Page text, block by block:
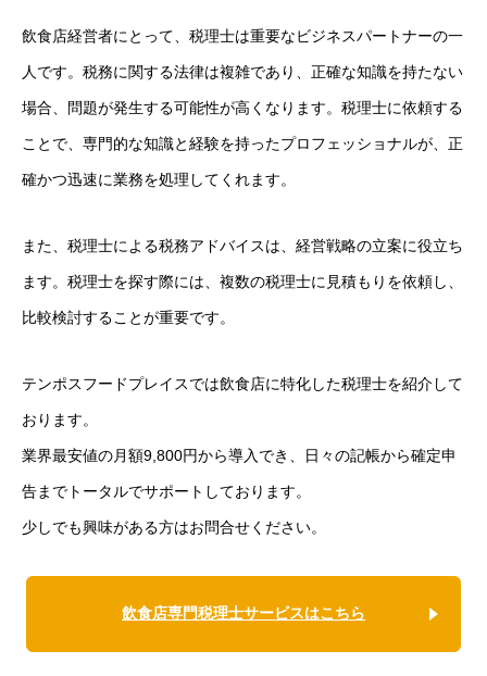
飲食店経営者にとって、税理士は重要なビジネスパートナーの一
人です。税務に関する法律は複雑であり、正確な知識を持たない
場合、問題が発生する可能性が高くなります。税理士に依頼する
ことで、専門的な知識と経験を持ったプロフェッショナルが、正
確かつ迅速に業務を処理してくれます。
また、税理士による税務アドバイスは、経営戦略の立案に役立ち
ます。税理士を探す際には、複数の税理士に見積もりを依頼し、
比較検討することが重要です。
テンポスフードプレイスでは飲食店に特化した税理士を紹介して
おります。
業界最安値の月額9,800円から導入でき、日々の記帳から確定申
告までトータルでサポートしております。
少しでも興味がある方はお問合せください。
飲食店専門税理士サービスはこちら